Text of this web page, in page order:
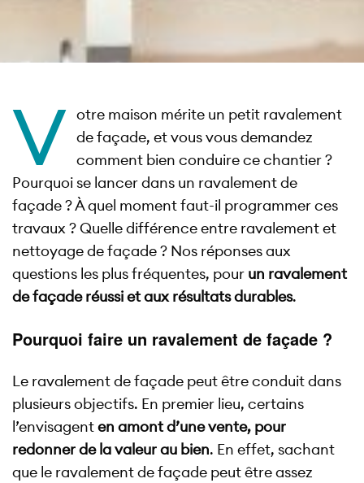
V otre maison mérite un petit ravalement
de façade, et vous vous demandez
comment bien conduire ce chantier ?
Pourquoi se lancer dans un ravalement de
façade ? À quel moment faut-il programmer ces
travaux ? Quelle différence entre ravalement et
nettoyage de façade ? Nos réponses aux
questions les plus fréquentes, pour un ravalement
de façade réussi et aux résultats durables.
Pourquoi faire un ravalement de façade ?
Le ravalement de façade peut être conduit dans
plusieurs objectifs. En premier lieu, certains
l’envisagenten amont d’une vente, pour
redonner de la valeur au bien. En effet, sachant
que le ravalement de façade peut être assez